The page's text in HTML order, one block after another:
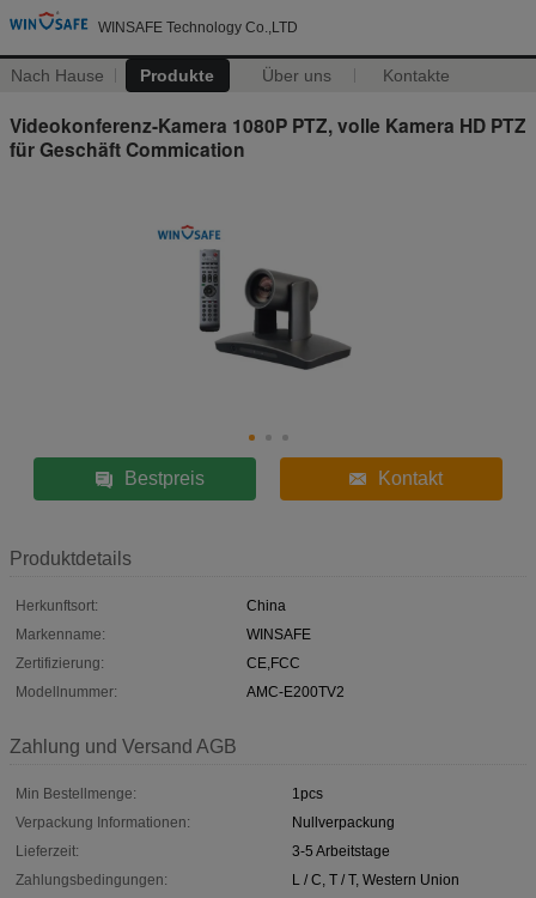
WINSAFE Technology Co.,LTD
Nach Hause Produkte Über uns Kontakte
Videokonferenz-Kamera 1080P PTZ, volle Kamera HD PTZ
für Geschäft Commication
Bestpreis Kontakt
Produktdetails
Herkunftsort:
China
Markenname:
WINSAFE
Zertifizierung:
CE,FCC
Modellnummer:
AMC-E200TV2
Zahlung und Versand AGB
Min Bestellmenge:
1pcs
Verpackung Informationen:
Nullverpackung
Lieferzeit:
3-5 Arbeitstage
Zahlungsbedingungen:
L / C, T / T, Western Union